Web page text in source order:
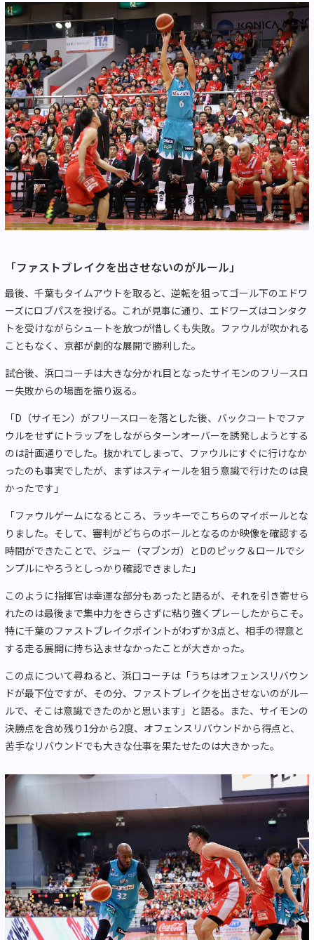
「ファストブレイクを出させないのがルール」
最後、千葉もタイムアウトを取ると、逆転を狙ってゴール下のエドワ
ーズにロブパスを投げる。これが見事に通り、エドワーズはコンタク
トを受けながらシュートを放つが惜しくも失敗。ファウルが吹かれる
こともなく、京都が劇的な展開で勝利した。
試合後、浜口コーチは大きな分かれ目となったサイモンのフリースロ
ー失敗からの場面を振り返る。
「D（サイモン）がフリースローを落とした後、バックコートでファ
ウルをせずにトラップをしながらターンオーバーを誘発しようとする
のは計画通りでした。抜かれてしまって、ファウルにすぐに行けなか
ったのも事実でしたが、まずはスティールを狙う意識で行けたのは良
かったです」
「ファウルゲームになるところ、ラッキーでこちらのマイボールとな
りました。そして、審判がどちらのボールとなるのか映像を確認する
時間ができたことで、ジュー（マブンガ）とDのピック＆ロールでシ
ンプルにやろうとしっかり確認できました」
このように指揮官は幸運な部分もあったと語るが、それを引き寄せら
れたのは最後まで集中力をきらさずに粘り強くプレーしたからこそ。
特に千葉のファストブレイクポイントがわずか3点と、相手の得意と
する走る展開に持ち込ませなかったことが大きかった。
この点について尋ねると、浜口コーチは「うちはオフェンスリバウン
ドが最下位ですが、その分、ファストブレイクを出させないのがルー
ルで、そこは意識できたのかと思います」と語る。また、サイモンの
決勝点を含め残り1分から2度、オフェンスリバウンドから得点と、
苦手なリバウンドでも大きな仕事を果たせたのは大きかった。